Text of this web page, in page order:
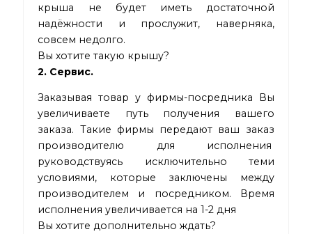
крыша не будет иметь достаточной
надёжности и прослужит, наверняка,
совсем недолго.
Вы хотите такую крышу?
2. Сервис.
Заказывая товар у фирмы-посредника Вы
увеличиваете путь получения вашего
заказа. Такие фирмы передают ваш заказ
производителю для исполнения
руководствуясь исключительно теми
условиями, которые заключены между
производителем и посредником. Время
исполнения увеличивается на 1-2 дня
Вы хотите дополнительно ждать?